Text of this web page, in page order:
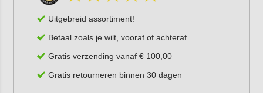
Uitgebreid assortiment!
Betaal zoals je wilt, vooraf of achteraf
Gratis verzending vanaf € 100,00
Gratis retourneren binnen 30 dagen